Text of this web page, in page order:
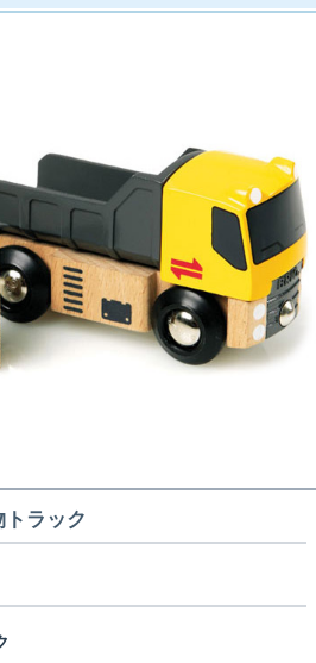
ラック